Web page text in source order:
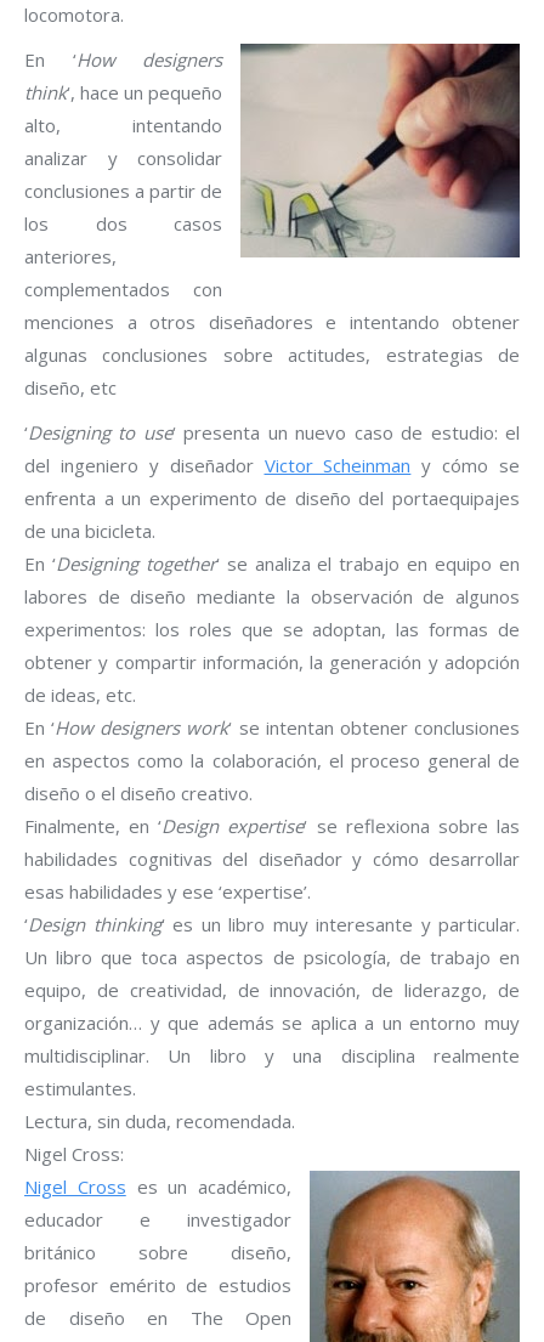
locomotora.
En ‘How designers
think‘, hace un pequeño
alto, intentando
analizar y consolidar
conclusiones a partir de
los dos casos
anteriores,
complementados con
menciones a otros diseñadores e intentando obtener
algunas conclusiones sobre actitudes, estrategias de
diseño, etc
‘Designing to use‘ presenta un nuevo caso de estudio: el
del ingeniero y diseñador Victor Scheinman y cómo se
enfrenta a un experimento de diseño del portaequipajes
de una bicicleta.
En ‘Designing together‘ se analiza el trabajo en equipo en
labores de diseño mediante la observación de algunos
experimentos: los roles que se adoptan, las formas de
obtener y compartir información, la generación y adopción
de ideas, etc.
En ‘How designers work‘ se intentan obtener conclusiones
en aspectos como la colaboración, el proceso general de
diseño o el diseño creativo.
Finalmente, en ‘Design expertise‘ se reflexiona sobre las
habilidades cognitivas del diseñador y cómo desarrollar
esas habilidades y ese ‘expertise’.
‘Design thinking‘ es un libro muy interesante y particular.
Un libro que toca aspectos de psicología, de trabajo en
equipo, de creatividad, de innovación, de liderazgo, de
organización… y que además se aplica a un entorno muy
multidisciplinar. Un libro y una disciplina realmente
estimulantes.
Lectura, sin duda, recomendada.
Nigel Cross:
Nigel Cross es un académico,
educador e investigador
británico sobre diseño,
profesor emérito de estudios
de diseño en The Open